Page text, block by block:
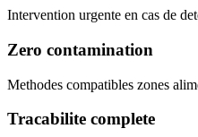
Intervention urgente en cas de
Zero contamination
Methodes compatibles zones
Tracabilite complete